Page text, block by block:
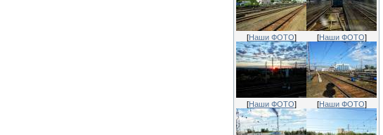
[Наши ФОТО] [Наши ФОТО]
[Наши ФОТО] [Наши ФОТО]